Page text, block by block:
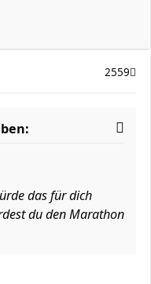
2559
das für dich
du den Marathon